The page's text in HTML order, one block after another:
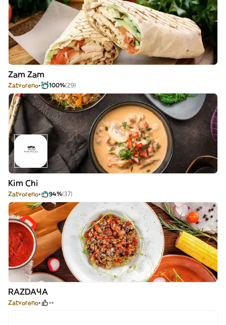
Zam Zam
Zatvoreno 100%(29)
Kim Chi
Zatvoreno 94%(37)
RAZDAЧА
Zatvoreno --